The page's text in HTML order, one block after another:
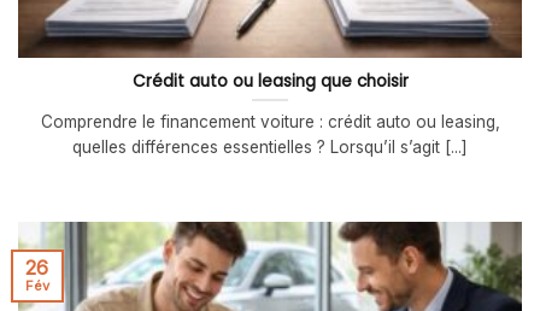
Crédit auto ou leasing que choisir
Comprendre le financement voiture : crédit auto ou leasing,
quelles différences essentielles ? Lorsqu’il s’agit [...]
26
Fév